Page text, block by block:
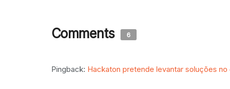
Comments 6
Pingback: Hackaton pretende levantar soluções